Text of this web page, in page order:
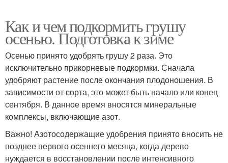
Как и чем подкормить грушу
осенью. Подготовка к зиме
Осенью принято удобрять грушу 2 раза. Это
исключительно прикорневые подкормки. Сначала
удобряют растение после окончания плодоношения. В
зависимости от сорта, это может быть начало или конец
сентября. В данное время вносятся минеральные
комплексы, включающие азот.
Важно! Азотосодержащие удобрения принято вносить не
позднее первого осеннего месяца, когда дерево
нуждается в восстановлении после интенсивного